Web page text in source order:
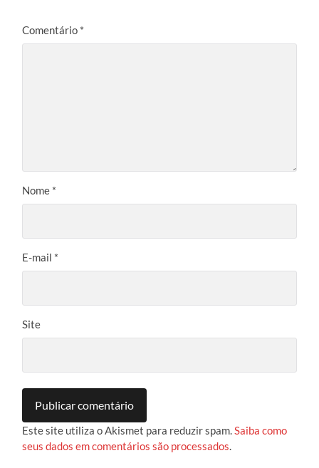
Comentário *
Nome *
E-mail *
Site
Este site utiliza o Akismet para reduzir spam.Saiba como
seus dados em comentários são processados.